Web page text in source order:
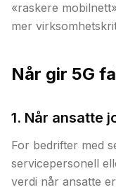
«raskere
mer
Når gir 5G
1. Når ansatte
For bedrifter med
servicepersonell
verdi når ansatte